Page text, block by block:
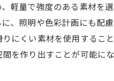
軽量で強度のある素材を
、照明や色彩計画にも配
にくい素材を使用するこ
を作り出すことが可能にな